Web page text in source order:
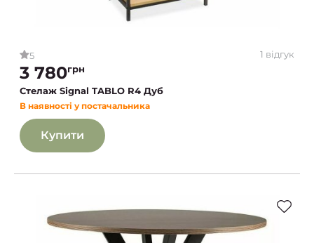
5 1 відгук
3 780грн
Стелаж Signal TABLO R4 Дуб
В наявності у постачальника
Купити